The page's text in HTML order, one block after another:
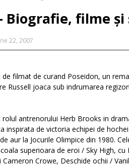
Biografie, filme și
22, 2007
de filmat de curand Poseidon, un
Russell joaca sub indrumarea
rolul antrenorului Herb Brooks in
inspirata de victoria echipei de
aur la Jocurile Olimpice din 1980.
superioara de eroi / Sky High,
Crowe, Deschide ochii /